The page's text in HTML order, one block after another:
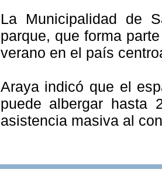
La Municipalidad de
parque, que forma
verano en el país
Araya indicó que el
puede albergar hasta
asistencia masiva al